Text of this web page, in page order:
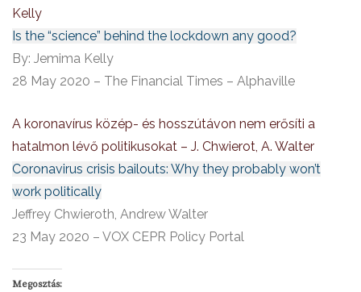
Kelly
Is the “science” behind the lockdown any good?
By: Jemima Kelly
28 May 2020 – The Financial Times – Alphaville
A koronavírus közép- és hosszútávon nem erősíti a
hatalmon lévő politikusokat – J. Chwierot, A. Walter
Coronavirus crisis bailouts: Why they probably won’t
work politically
Jeffrey Chwieroth, Andrew Walter
23 May 2020 – VOX CEPR Policy Portal
Megosztás: